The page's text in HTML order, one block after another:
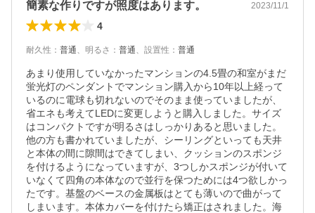
簡素な作りですが照度はあります。 2023/11/1
4
耐久性 ： 普通、 明るさ ： 普通、 設置性 ： 普通
あまり使用していなかったマンションの4.5畳の和室がまだ
蛍光灯のペンダントでマンション購入から10年以上経って
いるのに電球も切れないのでそのまま使っていましたが、
省エネも考えてLEDに変更しようと購入しました。サイズ
はコンパクトですが明るさはしっかりあると思いました。
他の方も書かれていましたが、シーリングといっても天井
と本体の間に隙間はできてしまい、クッションのスポンジ
を付けるようになっていますが、3つしかスポンジが付いて
いなくて四角の本体なので並行を保つためには4つ欲しかっ
たです。基盤のベースの金属板はとても薄いので曲がって
しまいます。本体カバーを付けたら矯正はされました。海